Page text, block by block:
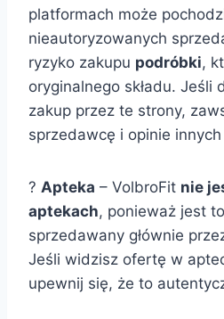
platformach może
nieautoryzowanych
ryzyko zakupu podróbki,
oryginalnego składu. Jeśli
zakup przez te strony,
sprzedawcę i opinie
? Apteka – VolbroFit nie
aptekach, ponieważ jest
sprzedawany głównie
Jeśli widzisz ofertę w
upewnij się, że to